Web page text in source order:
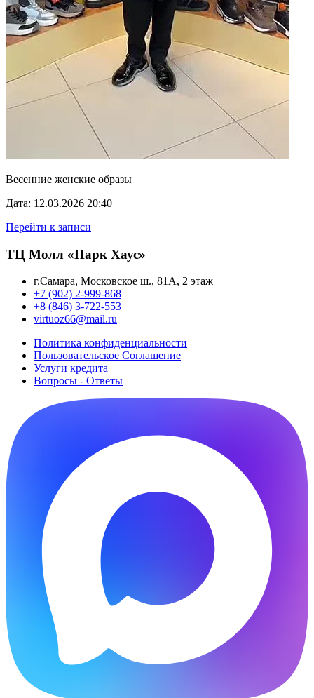
Весенние женские образы
Дата: 12.03.2026 20:40
Перейти к записи
ТЦ Молл «Парк Хаус»
г.Самара, Московское ш., 81А, 2 этаж
+7 (902) 2-999-868
+8 (846) 3-722-553
virtuoz66@mail.ru
Политика конфиденциальности
Пользовательское Cоглашение
Услуги кредита
Вопросы - Ответы